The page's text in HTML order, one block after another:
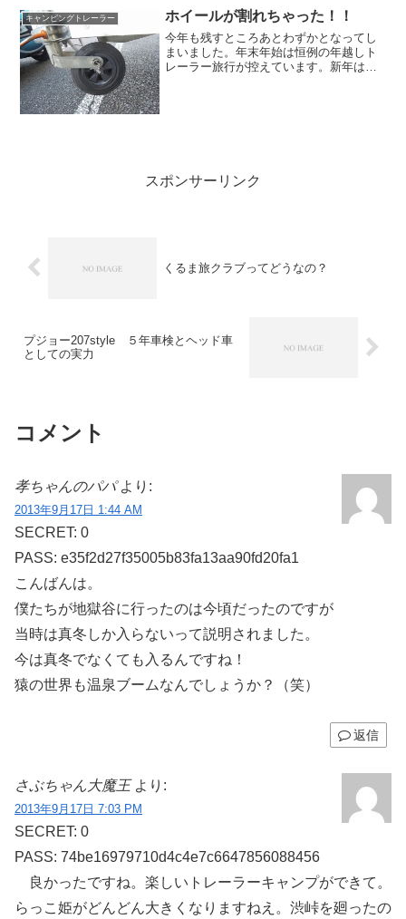
からの予約だと人気のある場所は大抵予
約を打ち切っている時期な...
キャンピングトレーラー ホイールが割れちゃった！！
今年も残すところあとわずかとなってし
まいました。年末年始は恒例の年越しト
レーラー旅行が控えています。新年は、
スポンサーリンク
くるま旅クラブってどうなの？
プジョー207style ５年車検とヘッド車
としての実力
コメント
孝ちゃんのパパ より:
2013年9月17日 1:44 AM
SECRET: 0
PASS: e35f2d27f35005b83fa13aa90fd20fa1
こんばんは。
僕たちが地獄谷に行ったのは今頃だったのですが
当時は真冬しか入らないって説明されました。
今は真冬でなくても入るんですね！
猿の世界も温泉ブームなんでしょうか？（笑）
返信
さぶちゃん大魔王 より:
2013年9月17日 7:03 PM
SECRET: 0
PASS: 74be16979710d4c4e7c6647856088456
良かったですね。楽しいトレーラーキャンプができて。
らっこ姫がどんどん大きくなりますねえ。渋峠を廻ったの